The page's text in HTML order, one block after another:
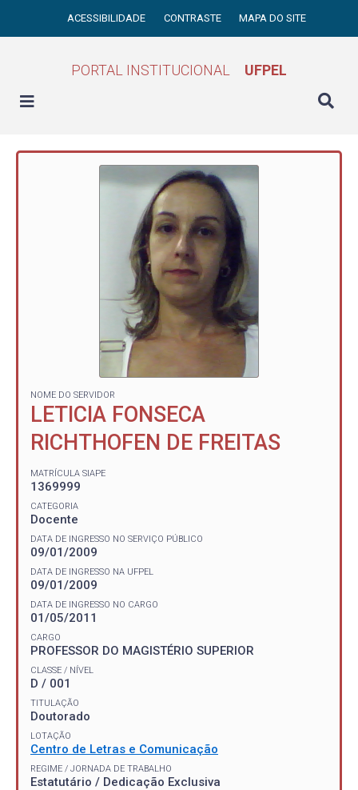
ACESSIBILIDADE CONTRASTE MAPA DO SITE
PORTAL INSTITUCIONAL UFPEL
NOME DO SERVIDOR
LETICIA FONSECA
RICHTHOFEN DE FREITAS
MATRÍCULA SIAPE
1369999
CATEGORIA
Docente
DATA DE INGRESSO NO SERVIÇO PÚBLICO
09/01/2009
DATA DE INGRESSO NA UFPEL
09/01/2009
DATA DE INGRESSO NO CARGO
01/05/2011
CARGO
PROFESSOR DO MAGISTÉRIO SUPERIOR
CLASSE / NÍVEL
D / 001
TITULAÇÃO
Doutorado
LOTAÇÃO
Centro de Letras e Comunicação
REGIME / JORNADA DE TRABALHO
Estatutário / Dedicação Exclusiva